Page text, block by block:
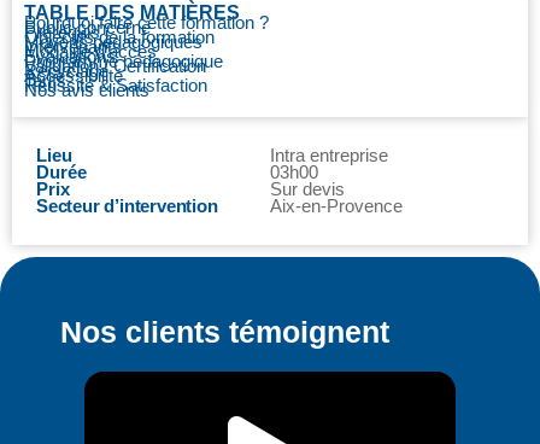
Lieu
Durée
Prix
Secteur d’intervention
Intra entreprise
03h00
Sur devis
Aix-en-Provence
TABLE DES MATIÈRES
Pourquoi faire cette formation ?
Public concerné
Prérequis
Objectifs de la formation
Moyens pédagogiques
Intervenants
Modalité d’accès
Evaluations
Programme pédagogique
Validation / Certification
Recyclage
Accessibilité
Tarifs
Réussite & Satisfaction
Nos avis clients
Nos clients témoignent